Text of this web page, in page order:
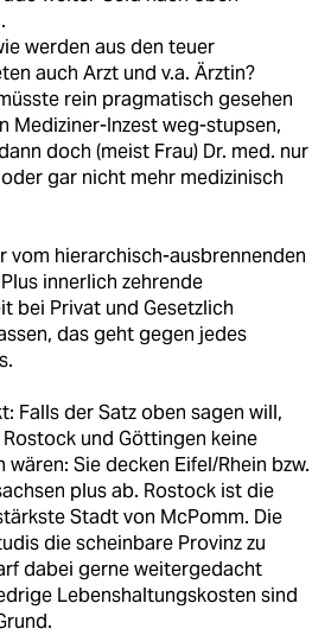
werden aus den teuer
auch Arzt und v.a. Ärztin?
rein pragmatisch gesehen
Mediziner-Inzest weg-stupsen,
doch (meist Frau) Dr. med. nur
gar nicht mehr medizinisch
vom hierarchisch-ausbrennenden
innerlich zehrende
bei Privat und Gesetzlich
das geht gegen jedes
Falls der Satz oben sagen will,
und Göttingen keine
Sie decken Eifel/Rhein bzw.
plus ab. Rostock ist die
Stadt von McPomm. Die
die scheinbare Provinz zu
dabei gerne weitergedacht
Lebenshaltungskosten sind